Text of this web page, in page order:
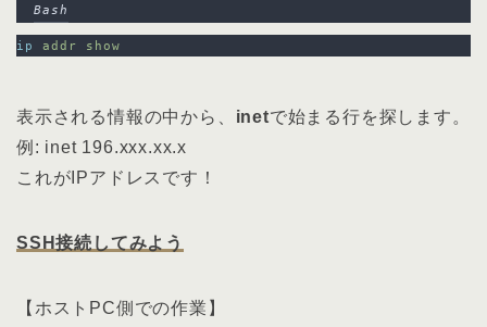
Bash
ip addr show
表示される情報の中から、 inetで始まる行を探します。
例: inet 196.xxx.xx.x
これがIPアドレスです！
SSH接続してみよう
【ホストPC側での作業】